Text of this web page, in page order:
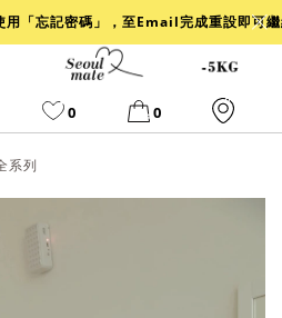
「忘記密碼」，至Email完成重設即可
0 0
洋裝
系列